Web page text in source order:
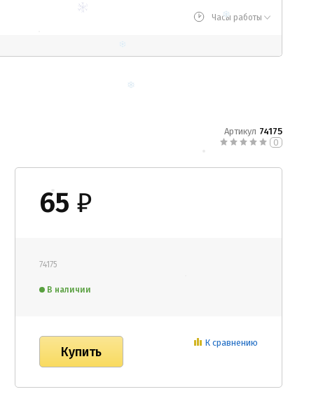
Часы работы
Артикул 74175
0
65 ₽
74175
В наличии
К сравнению